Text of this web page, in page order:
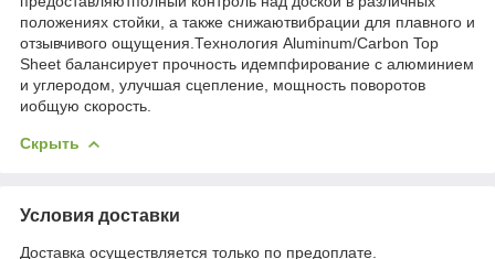
положениях стойки, а также снижаютвибрации для плавного и
отзывчивого ощущения.Технология Aluminum/Carbon Top
Sheet балансирует прочность идемпфирование с алюминием
и углеродом, улучшая сцепление, мощность поворотов
иобщую скорость.
Скрыть
Условия доставки
Доставка осуществляется только по предоплате.